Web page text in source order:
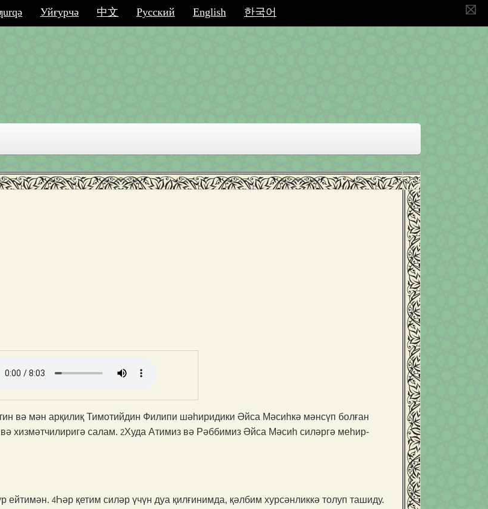
Уйғурчә 中文 Русский English 한국어
вә мән арқи­лиқ Тимотийдин Филипи шәһиридики Әйса Мәсиһкә мәнсүп болған
хизмәт­чи­­лиригә салам. 2Худа Атимиз вә Рәббимиз Әйса Мәсиһ силәргә меһир-
ейтимән. 4 Һәр қетим силәр үчүн дуа қилғинимда, қәлбим хурсәнликкә толуп ташиду.